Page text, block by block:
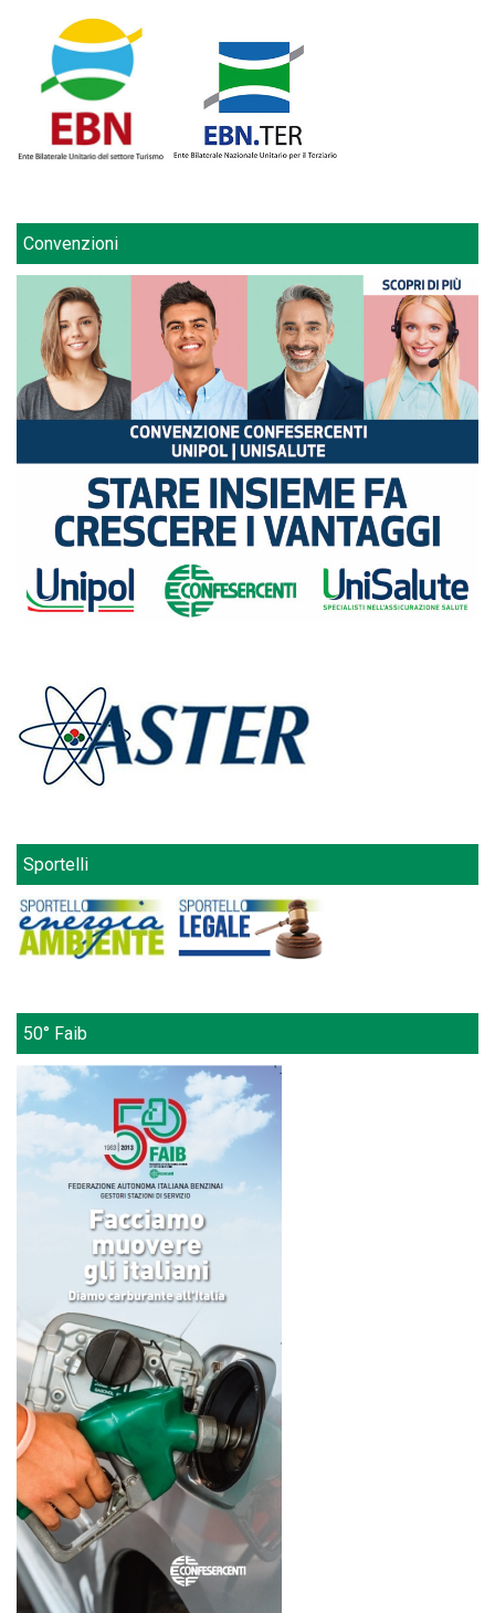
Convenzioni
Sportelli
50° Faib